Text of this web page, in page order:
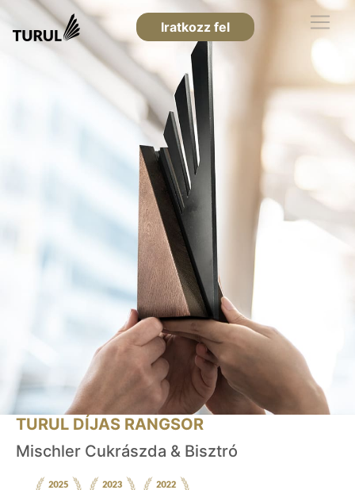
Iratkozz fel
TURUL DÍJAS RANGSOR
Mischler Cukrászda & Bisztró